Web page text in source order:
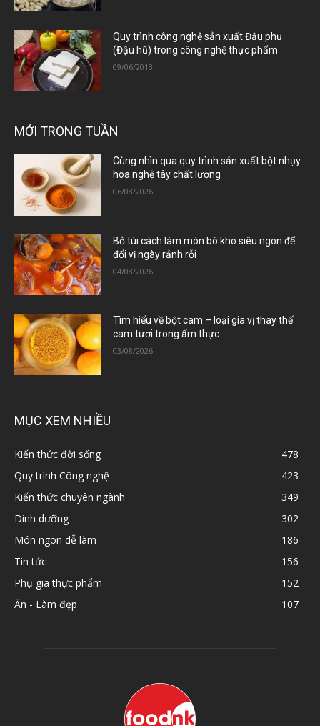
Quy trình công nghệ sản xuất Đậu phụ
(Đậu hũ) trong công nghệ thực phẩm
09/06/2013
MỚI TRONG TUẦN
Cùng nhìn qua quy trình sản xuất bột nhụy
hoa nghệ tây chất lượng
06/08/2026
Bỏ túi cách làm món bò kho siêu ngon để
đổi vị ngày rảnh rỗi
04/08/2026
Tìm hiểu về bột cam – loại gia vị thay thế
cam tươi trong ẩm thực
03/08/2026
MỤC XEM NHIỀU
Kiến thức đời sống
478
Quy trình Công nghệ
423
Kiến thức chuyên ngành
349
Dinh dưỡng
302
Món ngon dễ làm
186
Tin tức
156
Phụ gia thực phẩm
152
Ăn - Làm đẹp
107